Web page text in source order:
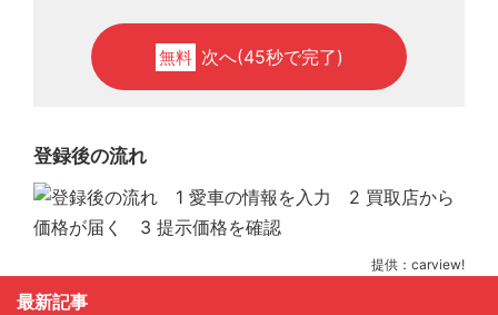
無料 次へ(45秒で完了)
登録後の流れ
提供：carview!
最新記事